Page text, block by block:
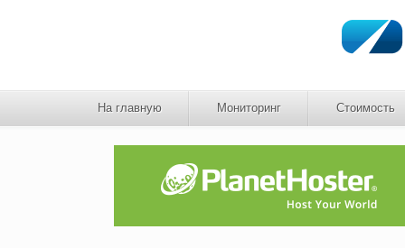
На главную Мониторинг Стоимость